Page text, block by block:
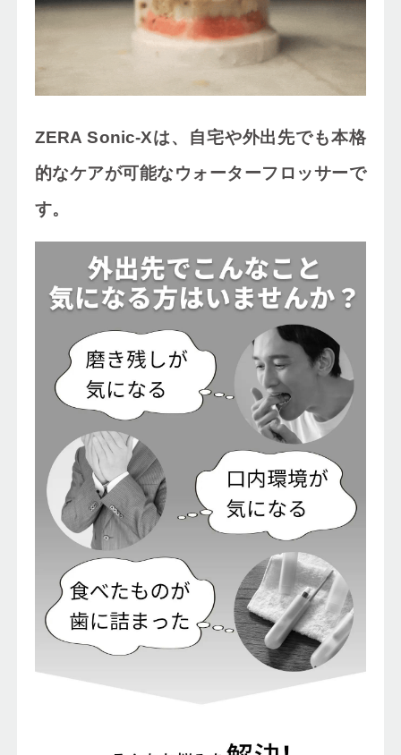
ZERA Sonic-Xは、自宅や外出先でも本格
的なケアが可能なウォーターフロッサーで
す。